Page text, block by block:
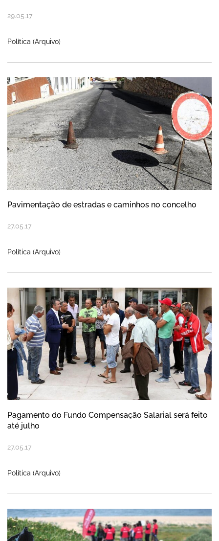
29.05.17
Política (Arquivo)
Pavimentação de estradas e caminhos
Pavimentação de estradas e caminhos no concelho
27.05.17
Política (Arquivo)
Pagamento do Fundo Compensação
Pagamento do Fundo Compensação Salarial será feito
até julho
27.05.17
Política (Arquivo)
Campanha "Vamos Limpar a Europa"